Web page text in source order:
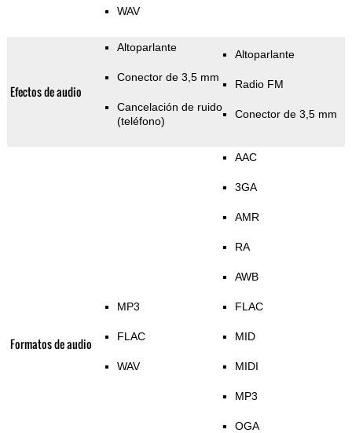
WAV
Efectos de audio
Altoparlante
Conector de 3,5 mm
Cancelación de ruido
(teléfono)
Altoparlante
Radio FM
Conector de 3,5 mm
Formatos de audio
MP3
FLAC
WAV
AAC
3GA
AMR
RA
AWB
FLAC
MID
MIDI
MP3
OGA